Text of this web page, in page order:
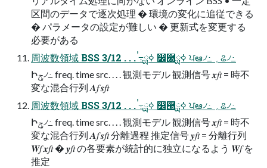
区間のデータで逐次処理 � 環境の変化に追従できる
� パラメータの設定が難しい � 更新式を変更する
必要がある
周波数領域 BSS 3/12 . . . ࠞ߹ߦྻ ෼཭ߦྻ ਪఆ৴߸ ؍ଌ৴߸
Իݯ৴߸ freq. time src. . . . 観測モデル 観測信号 𝒙𝑓𝑡 = 時不
変な混合行列 𝑨𝑓 𝒔𝑓𝑡
周波数領域 BSS 3/12 . . . ࠞ߹ߦྻ ෼཭ߦྻ ਪఆ৴߸ ؍ଌ৴߸
Իݯ৴߸ freq. time src. . . . 観測モデル 観測信号 𝒙𝑓𝑡 = 時不
変な混合行列 𝑨𝑓 𝒔𝑓𝑡 分離過程 推定信号 𝒚𝑓𝑡 = 分離行列
𝑾𝑓 𝒙𝑓𝑡 � 𝒚𝑓𝑡 の各要素が統計的に独立になるよう 𝑾𝑓 を
推定